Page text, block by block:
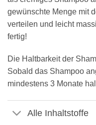
gewünschte Menge mit
verteilen und leicht
fertig!
Die Haltbarkeit der
Sobald das Shampoo
mindestens 3 Monate
Alle Inhaltstoffe